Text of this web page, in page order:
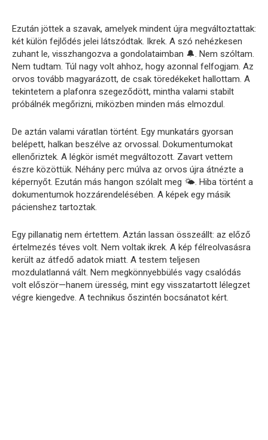
Ezután jöttek a szavak, amelyek mindent újra megváltoztattak:
két külön fejlődés jelei látszódtak. Ikrek. A szó nehézkesen
zuhant le, visszhangozva a gondolataimban 🔔. Nem szóltam.
Nem tudtam. Túl nagy volt ahhoz, hogy azonnal felfogjam. Az
orvos tovább magyarázott, de csak töredékeket hallottam. A
tekintetem a plafonra szegeződött, mintha valami stabilt
próbálnék megőrizni, miközben minden más elmozdul.
De aztán valami váratlan történt. Egy munkatárs gyorsan
belépett, halkan beszélve az orvossal. Dokumentumokat
ellenőriztek. A légkör ismét megváltozott. Zavart vettem
észre közöttük. Néhány perc múlva az orvos újra átnézte a
képernyőt. Ezután más hangon szólalt meg 🌤️. Hiba történt a
dokumentumok hozzárendelésében. A képek egy másik
pácienshez tartoztak.
Egy pillanatig nem értettem. Aztán lassan összeállt: az előző
értelmezés téves volt. Nem voltak ikrek. A kép félreolvasásra
került az átfedő adatok miatt. A testem teljesen
mozdulatlanná vált. Nem megkönnyebbülés vagy csalódás
volt először—hanem üresség, mint egy visszatartott lélegzet
végre kiengedve. A technikus őszintén bocsánatot kért.